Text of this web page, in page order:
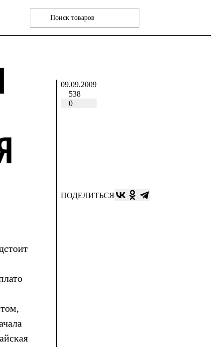
09.09.2009
538
0
ПОДЕЛИТЬСЯ